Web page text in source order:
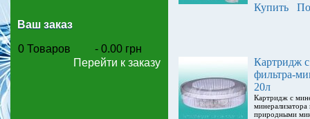
Ваш заказ
0 Товаров - 0.00 грн
Перейти к заказу
Купить
Картридж
фильтра-
20л
Картридж с
природными